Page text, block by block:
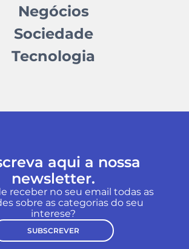
Negócios
Sociedade
Tecnologia
aqui a nossa
newsletter.
receber no seu email todas as
sobre as categorias do seu
interese?
SUBSCREVER